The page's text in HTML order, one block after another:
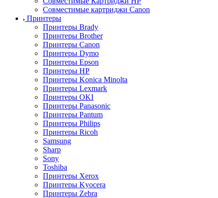
Совместимые картриджи Canon
Принтеры
Принтеры Brady
Принтеры Brother
Принтеры Canon
Принтеры Dymo
Принтеры Epson
Принтеры HP
Принтеры Konica Minolta
Принтеры Lexmark
Принтеры OKI
Принтеры Panasonic
Принтеры Pantum
Принтеры Philips
Принтеры Ricoh
Samsung
Sharp
Sony
Toshiba
Принтеры Xerox
Принтеры Kyocera
Принтеры Zebra